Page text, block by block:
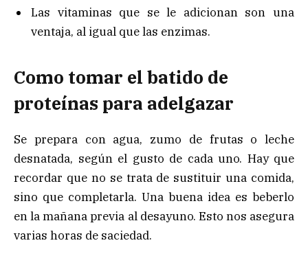
Las vitaminas que se le adicionan son una
ventaja, al igual que las enzimas.
Como tomar el batido de
proteínas para adelgazar
Se prepara con agua, zumo de frutas o leche
desnatada, según el gusto de cada uno. Hay que
recordar que no se trata de sustituir una comida,
sino que completarla. Una buena idea es beberlo
en la mañana previa al desayuno. Esto nos asegura
varias horas de saciedad.